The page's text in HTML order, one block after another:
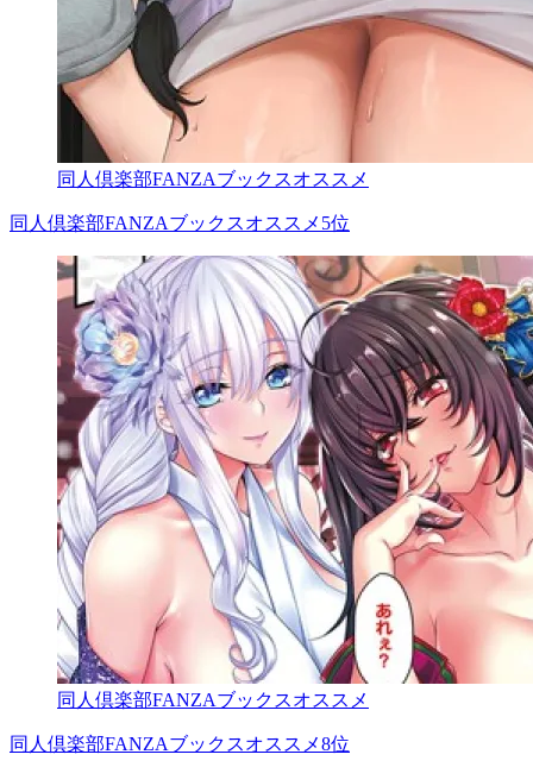
同人倶楽部FANZAブックスオススメ
同人倶楽部FANZAブックスオススメ5位
同人倶楽部FANZAブックスオススメ
同人倶楽部FANZAブックスオススメ8位